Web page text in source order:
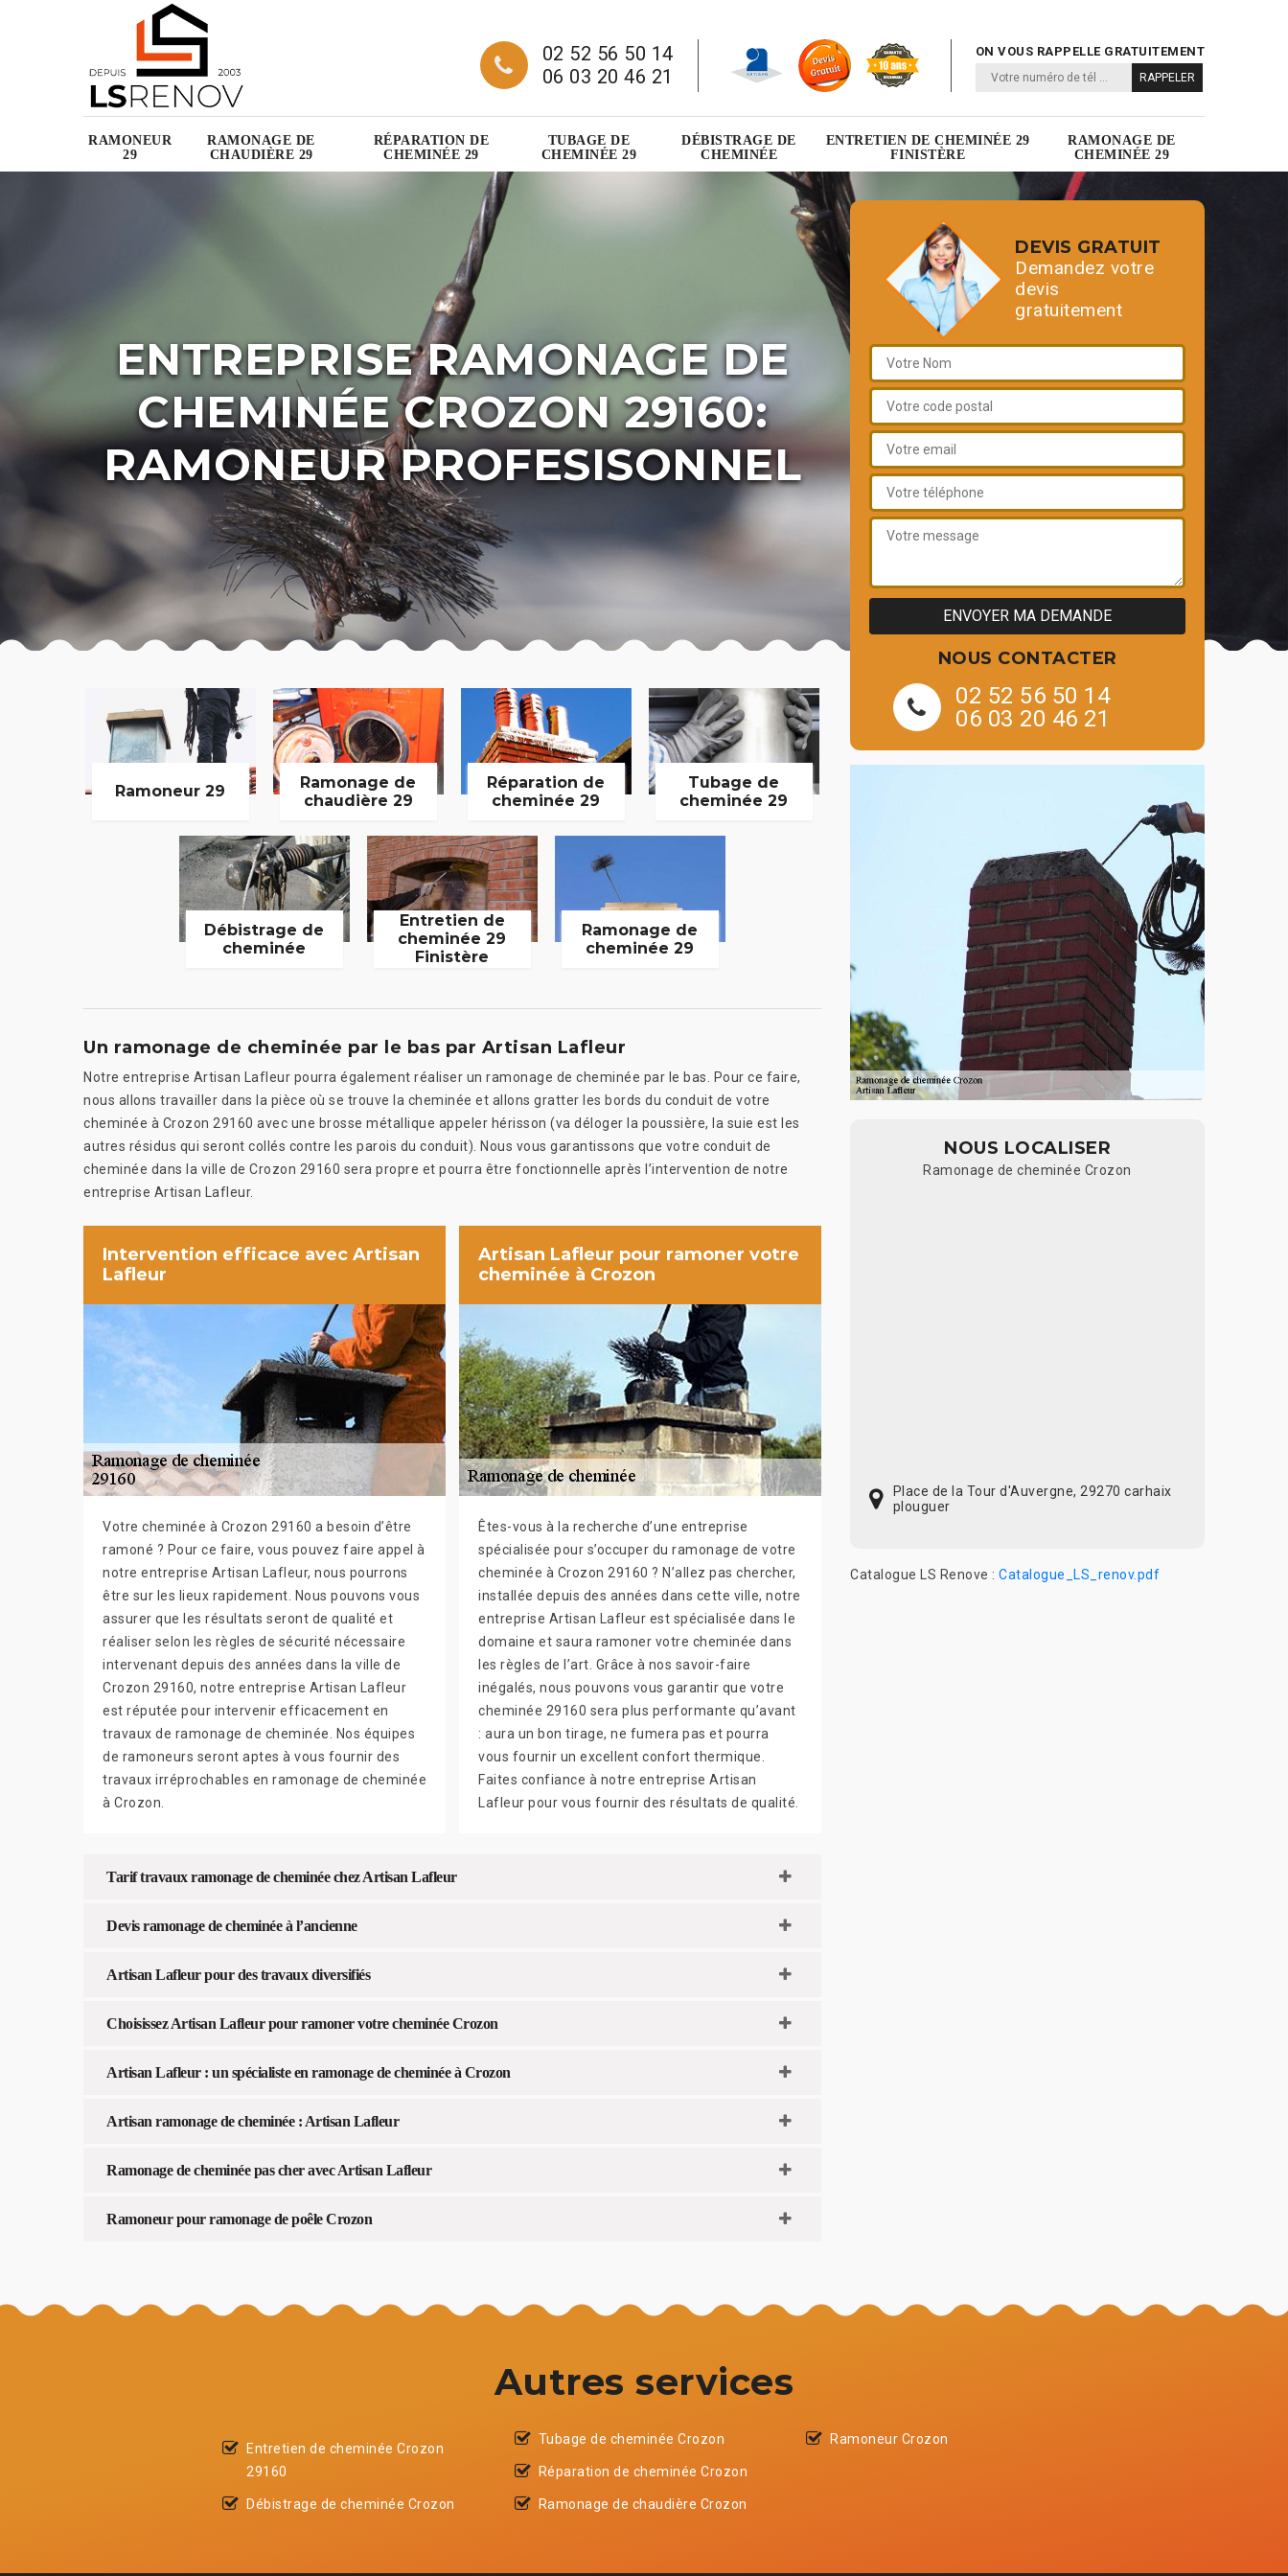
02 52 56 50 14
06 03 20 46 21
ON VOUS RAPPELLE GRATUITEMENT
RAMONEUR
29
RAMONAGE DE
CHAUDIÈRE 29
RÉPARATION DE
CHEMINÉE 29
TUBAGE DE
CHEMINÉE 29
DÉBISTRAGE DE
CHEMINÉE
ENTRETIEN DE CHEMINÉE 29
FINISTÈRE
RAMONAGE DE
CHEMINÉE 29
ENTREPRISE RAMONAGE DE
CHEMINÉE CROZON 29160:
RAMONEUR PROFESISONNEL
Ramoneur 29
Ramonage de
chaudière 29
Réparation de
cheminée 29
Tubage de
cheminée 29
Débistrage de
cheminée
Entretien de
cheminée 29
Finistère
Ramonage de
cheminée 29
Un ramonage de cheminée par le bas par Artisan Lafleur
Notre entreprise Artisan Lafleur pourra également réaliser un ramonage de cheminée par le bas. Pour ce faire,
nous allons travailler dans la pièce où se trouve la cheminée et allons gratter les bords du conduit de votre
cheminée à Crozon 29160 avec une brosse métallique appeler hérisson (va déloger la poussière, la suie est les
autres résidus qui seront collés contre les parois du conduit). Nous vous garantissons que votre conduit de
cheminée dans la ville de Crozon 29160 sera propre et pourra être fonctionnelle après l’intervention de notre
entreprise Artisan Lafleur.
Intervention efficace avec Artisan
Lafleur
Votre cheminée à Crozon 29160 a besoin d’être
ramoné ? Pour ce faire, vous pouvez faire appel à
notre entreprise Artisan Lafleur, nous pourrons
être sur les lieux rapidement. Nous pouvons vous
assurer que les résultats seront de qualité et
réaliser selon les règles de sécurité nécessaire
intervenant depuis des années dans la ville de
Crozon 29160, notre entreprise Artisan Lafleur
est réputée pour intervenir efficacement en
travaux de ramonage de cheminée. Nos équipes
de ramoneurs seront aptes à vous fournir des
travaux irréprochables en ramonage de cheminée
à Crozon.
Artisan Lafleur pour ramoner votre
cheminée à Crozon
Êtes-vous à la recherche d’une entreprise
spécialisée pour s’occuper du ramonage de votre
cheminée à Crozon 29160 ? N’allez pas chercher,
installée depuis des années dans cette ville, notre
entreprise Artisan Lafleur est spécialisée dans le
domaine et saura ramoner votre cheminée dans
les règles de l’art. Grâce à nos savoir-faire
inégalés, nous pouvons vous garantir que votre
cheminée 29160 sera plus performante qu’avant
: aura un bon tirage, ne fumera pas et pourra
vous fournir un excellent confort thermique.
Faites confiance à notre entreprise Artisan
Lafleur pour vous fournir des résultats de qualité.
Tarif travaux ramonage de cheminée chez Artisan Lafleur
Devis ramonage de cheminée à l’ancienne
Artisan Lafleur pour des travaux diversifiés
Choisissez Artisan Lafleur pour ramoner votre cheminée Crozon
Artisan Lafleur : un spécialiste en ramonage de cheminée à Crozon
Artisan ramonage de cheminée : Artisan Lafleur
Ramonage de cheminée pas cher avec Artisan Lafleur
Ramoneur pour ramonage de poêle Crozon
DEVIS GRATUIT
Demandez votre
devis
gratuitement
NOUS CONTACTER
02 52 56 50 14
06 03 20 46 21
NOUS LOCALISER
Ramonage de cheminée Crozon
Place de la Tour d'Auvergne, 29270 carhaix
plouguer
Catalogue LS Renove : Catalogue_LS_renov.pdf
Autres services
Entretien de cheminée Crozon
29160
Débistrage de cheminée Crozon
Tubage de cheminée Crozon
Réparation de cheminée Crozon
Ramonage de chaudière Crozon
Ramoneur Crozon